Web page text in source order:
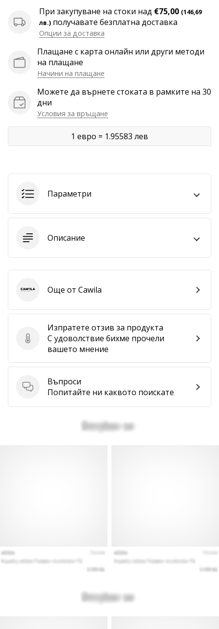
ги
да
генерират
приходи.
…
Покажи
всички
При закупуване на стоки над €75,00 (146,69
лв.) получавате безплатна доставка
Опции за доставка
Плащане с карта онлайн или други методи
на плащане
Начини на плащане
Можете да върнете стоката в рамките на 30
дни
Условия за връщане
1 евро = 1.95583 лев
Параметри
Описание
Изпратете отзив за продукта
Изпратете отзив за продукта
С удоволствие бихме прочели
вашето мнение
Въпроси
Въпроси
Попитайте ни каквото поискате
CawilaОще от Cawila